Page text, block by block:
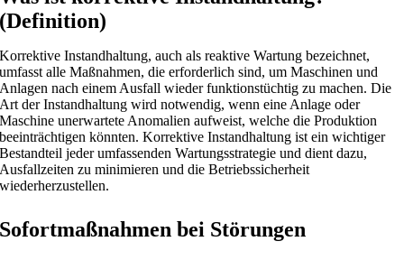
(Definition)
Korrektive Instandhaltung, auch als reaktive Wartung bezeichnet,
umfasst alle Maßnahmen, die erforderlich sind, um Maschinen und
Anlagen nach einem Ausfall wieder funktionstüchtig zu machen. Die
Art der Instandhaltung wird notwendig, wenn eine Anlage oder
Maschine unerwartete Anomalien aufweist, welche die Produktion
beeinträchtigen könnten. Korrektive Instandhaltung ist ein wichtiger
Bestandteil jeder umfassenden Wartungsstrategie und dient dazu,
Ausfallzeiten zu minimieren und die Betriebssicherheit
wiederherzustellen.
Sofortmaßnahmen bei Störungen